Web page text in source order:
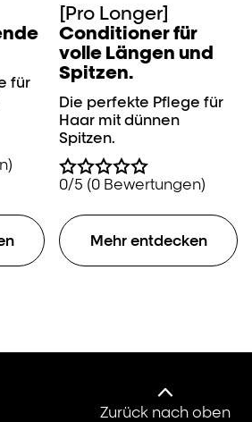
für
[Pro Longer]
Conditioner für
volle Längen und
Spitzen.
Die perfekte Pflege für
Haar mit dünnen
Spitzen.
0/5 (0 Bewertungen)
Mehr entdecken
Zurück nach oben